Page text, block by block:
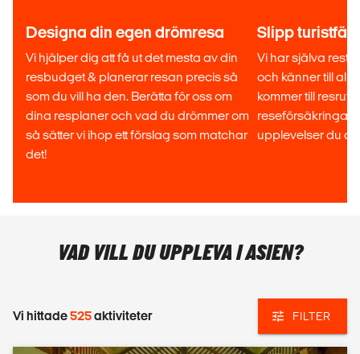
SKRÄDDARSY
Vill du ha en skräddarsydd resa där du har full kontroll över
alla detaljer, från platser du besöker till boende och
transport? Inga problem, vi ordnar det! Även om din har en
lite mindre resebudget ska du inte vara blyg för att höra av
dig. V hjälper dig att maximera upplevelserna utan att
Få ett prisförslag
Designa din egen drömresa
Vi hjälper dig att få ut det mesta av din
resbudget & planerar resan precis så
som du vill ha den. Berätta för oss om
dina resplaner och vad du drömmer om
så sätter vi ihop ett förslag som matchar
det!
Slipp
Vi har själva rest
och känner till
kommer till
reseförsäkringar
upplevelser du
VAD VILL DU UPPLEVA I ASIEN?
Vi hittade525aktiviteter FILTER